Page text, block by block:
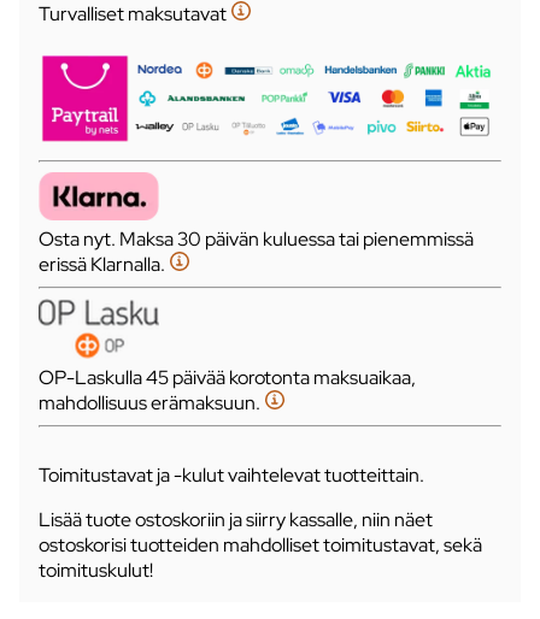
Turvalliset maksutavat
Osta nyt. Maksa 30 päivän kuluessa tai pienemmissä
erissä Klarnalla.
OP-Laskulla 45 päivää korotonta maksuaikaa,
mahdollisuus erämaksuun.
Toimitustavat ja -kulut vaihtelevat tuotteittain.
Lisää tuote ostoskoriin ja siirry kassalle, niin näet
ostoskorisi tuotteiden mahdolliset toimitustavat, sekä
toimituskulut!